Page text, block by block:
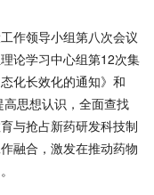
作领导小组第八次会议
论学习中心组第12次集
化长效化的通知》和
高思想认识，全面查找
与抢占新药研发科技制
融合，激发在推动药物